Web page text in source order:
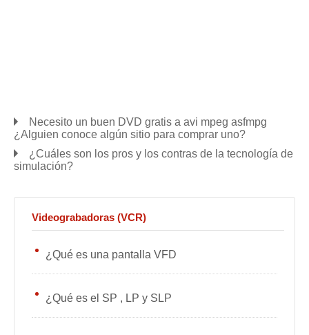
Necesito un buen DVD gratis a avi mpeg asfmpg
¿Alguien conoce algún sitio para comprar uno?
¿Cuáles son los pros y los contras de la tecnología de
simulación?
Videograbadoras (VCR)
¿Qué es una pantalla VFD
¿Qué es el SP , LP y SLP